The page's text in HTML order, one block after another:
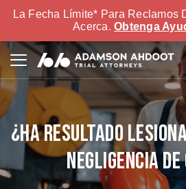
La Fecha Límite* Para Reclamos
Acerca. Obtenga
¿Ha resultado
negligencia